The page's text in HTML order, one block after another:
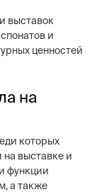
выставок
и
ценностей
на
которых
на выставке и
функции
а также